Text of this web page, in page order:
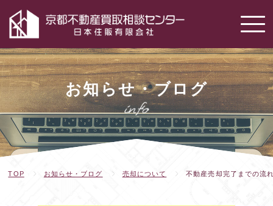
お知らせ・ブログ
TOP お知らせ・ブログ 売却について 不動産売却完了までの流